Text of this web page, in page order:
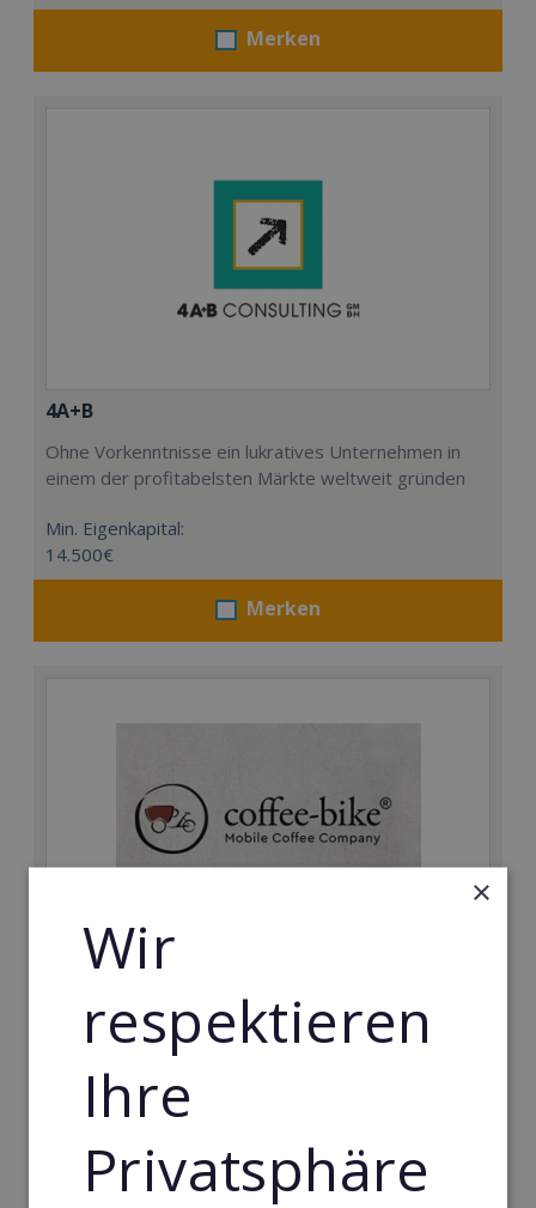
Merken
4A+B
Ohne Vorkenntnisse ein lukratives Unternehmen in
einem der profitabelsten Märkte weltweit gründen
Min. Eigenkapital:
14.500€
Merken
Das innovative und mobile Coffee-Shop-Konzept mit
konkurrenzlosen Einstiegsbedingungen.
Min. Eigenkapital:
5.000€
Merken
×
Wir
respektieren
Ihre
Privatsphäre